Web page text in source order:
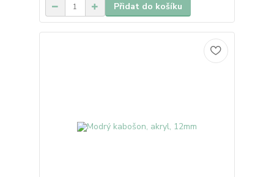
Přidat do košíku